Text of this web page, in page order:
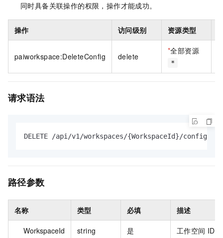
同时具备关联操作的权限，操作才能成功。
操作 访问级别 资源类型
paiworkspace:DeleteConfig delete
*全部资源
*
请求语法
DELETE /api/v1/workspaces/{WorkspaceId}/configs/
路径参数
名称 类型 必填 描述
WorkspaceId string 是 工作空间 ID